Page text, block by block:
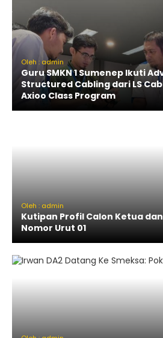
Oleh : admin
Guru SMKN 1 Sumenep Ikuti
Structured Cabling dari LS
Axioo Class Program
Oleh : admin
Kutipan Profil Calon Ketua
Nomor Urut 01